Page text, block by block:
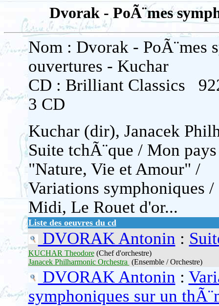
Dvorak - PoÃ¨mes
Nom : Dvorak - PoÃ¨mes
ouvertures - Kuchar
CD : Brilliant Classics
3 CD
Kuchar (dir), Janacek
Suite tchÃ¨que / Mon
"Nature, Vie et Amour" /
Variations symphoniques
Midi, Le Rouet d'or...
Liste des oeuvres du cd
DVORAK Antonin :
KUCHAR Theodore(Chef d'orchestre)
Janacek Philharmonic Orchestra (Ensemble / Orchestre)
DVORAK Antonin :
symphoniques sur un